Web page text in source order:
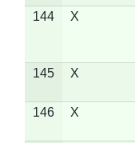
144 X
145 X
146 X